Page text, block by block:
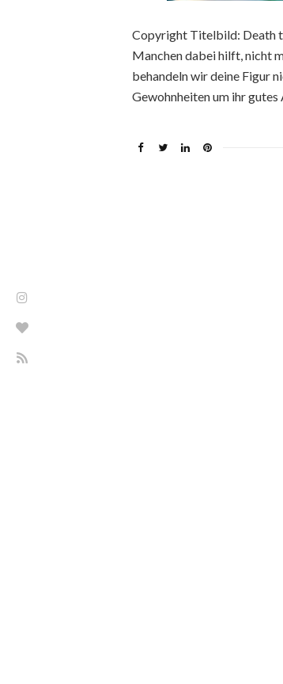
Copyright Titelbild: Death
Manchen dabei hilft, nicht
behandeln wir deine Figur
Gewohnheiten um ihr